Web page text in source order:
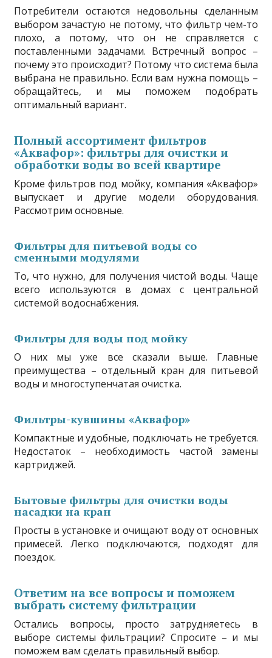
Потребители остаются недовольны сделанным
выбором зачастую не потому, что фильтр чем-то
плохо, а потому, что он не справляется с
поставленными задачами. Встречный вопрос –
почему это происходит? Потому что система была
выбрана не правильно. Если вам нужна помощь –
обращайтесь, и мы поможем подобрать
оптимальный вариант.
Полный ассортимент фильтров
«Аквафор»: фильтры для очистки и
обработки воды во всей квартире
Кроме фильтров под мойку, компания «Аквафор»
выпускает и другие модели оборудования.
Рассмотрим основные.
Фильтры для питьевой воды со
сменными модулями
То, что нужно, для получения чистой воды. Чаще
всего используются в домах с центральной
системой водоснабжения.
Фильтры для воды под мойку
О них мы уже все сказали выше. Главные
преимущества – отдельный кран для питьевой
воды и многоступенчатая очистка.
Фильтры-кувшины «Аквафор»
Компактные и удобные, подключать не требуется.
Недостаток – необходимость частой замены
картриджей.
Бытовые фильтры для очистки воды
насадки на кран
Просты в установке и очищают воду от основных
примесей. Легко подключаются, подходят для
поездок.
Ответим на все вопросы и поможем
выбрать систему фильтрации
Остались вопросы, просто затрудняетесь в
выборе системы фильтрации? Спросите – и мы
поможем вам сделать правильный выбор.